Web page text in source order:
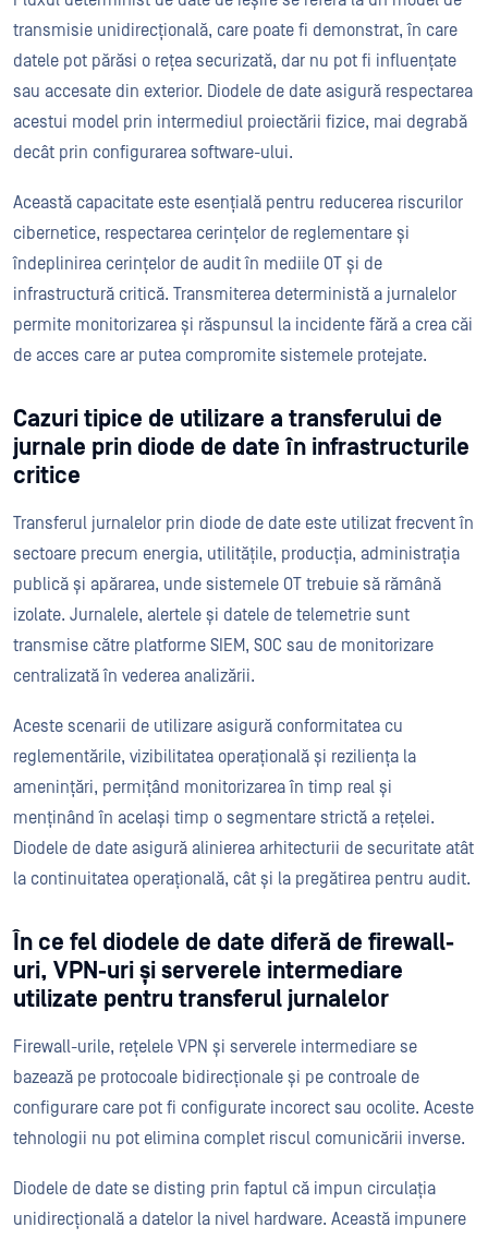
transmisie unidirecțională, care poate fi demonstrat, în care
datele pot părăsi o rețea securizată, dar nu pot fi influențate
sau accesate din exterior. Diodele de date asigură respectarea
acestui model prin intermediul proiectării fizice, mai degrabă
decât prin configurarea software-ului.
Această capacitate este esențială pentru reducerea riscurilor
cibernetice, respectarea cerințelor de reglementare și
îndeplinirea cerințelor de audit în mediile OT și de
infrastructură critică. Transmiterea deterministă a jurnalelor
permite monitorizarea și răspunsul la incidente fără a crea căi
de acces care ar putea compromite sistemele protejate.
Cazuri tipice de utilizare a transferului de
jurnale prin diode de date în infrastructurile
critice
Transferul jurnalelor prin diode de date este utilizat frecvent în
sectoare precum energia, utilitățile, producția, administrația
publică și apărarea, unde sistemele OT trebuie să rămână
izolate. Jurnalele, alertele și datele de telemetrie sunt
transmise către platforme SIEM, SOC sau de monitorizare
centralizată în vederea analizării.
Aceste scenarii de utilizare asigură conformitatea cu
reglementările, vizibilitatea operațională și reziliența la
amenințări, permițând monitorizarea în timp real și
menținând în același timp o segmentare strictă a rețelei.
Diodele de date asigură alinierea arhitecturii de securitate atât
la continuitatea operațională, cât și la pregătirea pentru audit.
În ce fel diodele de date diferă de firewall-
uri, VPN-uri și serverele intermediare
utilizate pentru transferul jurnalelor
Firewall-urile, rețelele VPN și serverele intermediare se
bazează pe protocoale bidirecționale și pe controale de
configurare care pot fi configurate incorect sau ocolite. Aceste
tehnologii nu pot elimina complet riscul comunicării inverse.
Diodele de date se disting prin faptul că impun circulația
unidirecțională a datelor la nivel hardware. Această impunere